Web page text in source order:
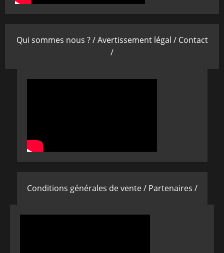
Qui sommes nous ? /Avertissement légal / Contact
/
Conditions générales de vente / Partenaires /